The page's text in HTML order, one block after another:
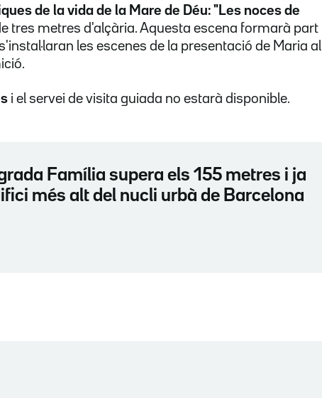
de la vida de la Mare de Déu: "Les noces de
tres metres d'alçària. Aquesta escena formarà part
les escenes de la presentació de Maria al
i el servei de visita guiada no estarà disponible.
Família supera els 155 metres i ja
més alt del nucli urbà de Barcelona